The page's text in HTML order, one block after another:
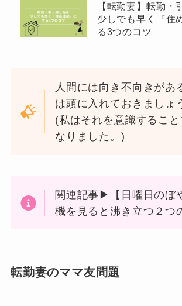
【転勤妻】転勤・
少しでも早く『住
る3つのコツ
人間には向き不向きがあ
は頭に入れておきましょ
(私はそれを意識するこ
なりました。)
関連記事▶【日曜日のぼ
機を見ると沸き立つ２つ
転勤妻のママ友問題